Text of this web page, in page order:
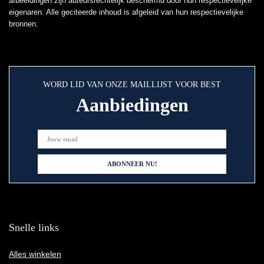
eigenaren. Alle geciteerde inhoud is afgeleid van hun respectievelijke
bronnen.
WORD LID VAN ONZE MAILLIJST VOOR BEST
Aanbiedingen
Snelle links
Alles winkelen